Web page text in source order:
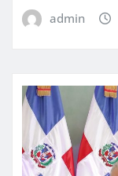
admin